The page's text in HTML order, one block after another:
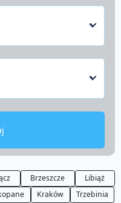
Brzeszcze
Libiąż
Kraków Trzebinia